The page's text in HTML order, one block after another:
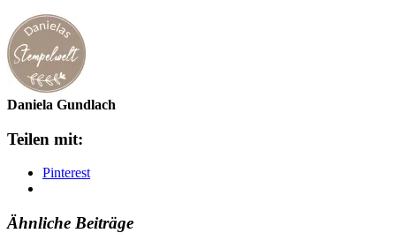
Daniela Gundlach
Teilen mit:
Pinterest
Ähnliche Beiträge